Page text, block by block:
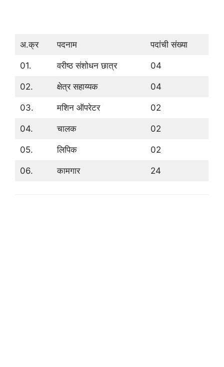
अ.क्र पदनाम पदांची संख्या
01. वरीष्ठ संशोधन छात्र 04
02. क्षेत्र सहाय्यक 04
03. मशिन ऑपरेटर 02
04. चालक 02
05. लिपिक 02
06. कामगार 24